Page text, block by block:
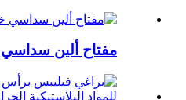
مفتاح ألين